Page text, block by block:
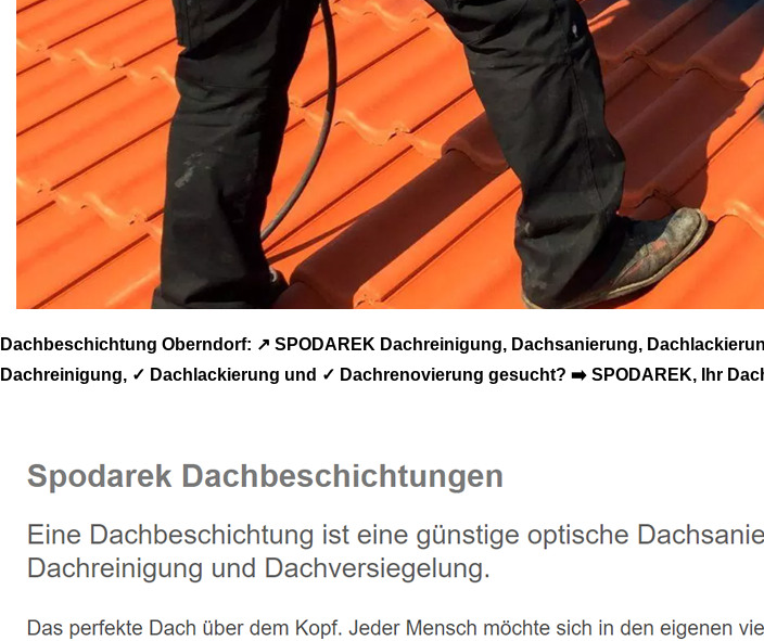
Dachbeschichtung Oberndorf: ↗️ SPODAREK Dachreinigung, Dachsanierung,
Dachreinigung, ✓ Dachlackierung und ✓ Dachrenovierung gesucht? ➡️ SPODAREK, Ihr